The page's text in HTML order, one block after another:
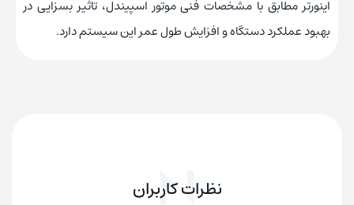
اینورتر مطابق با مشخصات فنی موتور اسپیندل، تاثیر بسزایی در
بهبود عملکرد دستگاه و افزایش طول عمر این سیستم دارد.
نظرات کاربران